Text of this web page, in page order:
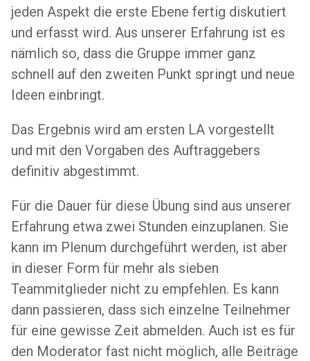
jeden Aspekt die erste Ebene fertig diskutiert
und erfasst wird. Aus unserer Erfahrung ist es
nämlich so, dass die Gruppe immer ganz
schnell auf den zweiten Punkt springt und neue
Ideen einbringt.
Das Ergebnis wird am ersten LA vorgestellt
und mit den Vorgaben des Auftraggebers
definitiv abgestimmt.
Für die Dauer für diese Übung sind aus unserer
Erfahrung etwa zwei Stunden einzuplanen. Sie
kann im Plenum durchgeführt werden, ist aber
in dieser Form für mehr als sieben
Teammitglieder nicht zu empfehlen. Es kann
dann passieren, dass sich einzelne Teilnehmer
für eine gewisse Zeit abmelden. Auch ist es für
den Moderator fast nicht möglich, alle Beiträge